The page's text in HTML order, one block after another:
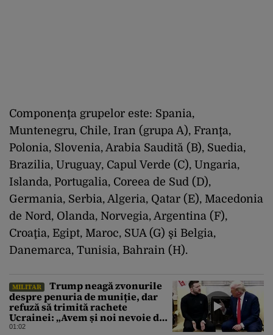
Componenţa grupelor este: Spania,
Muntenegru, Chile, Iran (grupa A), Franţa,
Polonia, Slovenia, Arabia Saudită (B), Suedia,
Brazilia, Uruguay, Capul Verde (C), Ungaria,
Islanda, Portugalia, Coreea de Sud (D),
Germania, Serbia, Algeria, Qatar (E), Macedonia
de Nord, Olanda, Norvegia, Argentina (F),
Croaţia, Egipt, Maroc, SUA (G) şi Belgia,
Danemarca, Tunisia, Bahrain (H).
MILITAR
Trump neagă zvonurile
despre penuria de muniție, dar
refuză să trimită rachete
Ucrainei: „Avem și noi nevoie de
rachete”
01:02